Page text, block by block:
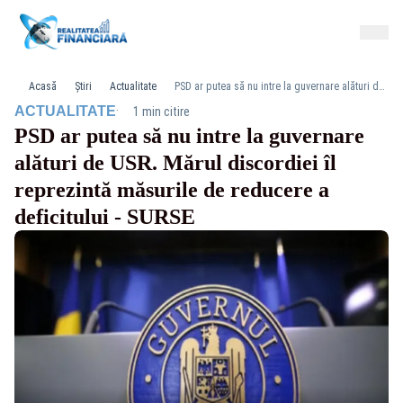
Acasă Știri Actualitate PSD ar putea să nu intre la guvernare alături de USR. Mărul discordiei îl reprezintă măsurile de reducere a deficitului - SURSE
ACTUALITATE· 1 min citire
PSD ar putea să nu intre la guvernare
alături de USR. Mărul discordiei îl
reprezintă măsurile de reducere a
deficitului - SURSE